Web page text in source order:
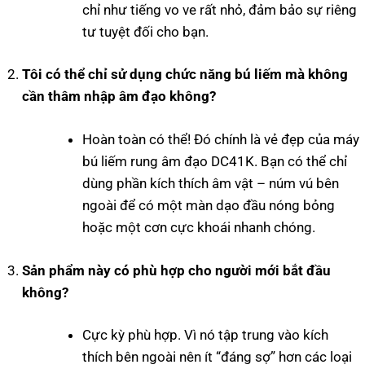
chỉ như tiếng vo ve rất nhỏ, đảm bảo sự riêng
tư tuyệt đối cho bạn.
Tôi có thể chỉ sử dụng chức năng bú liếm mà không
cần thâm nhập âm đạo không?
Hoàn toàn có thể! Đó chính là vẻ đẹp của máy
bú liếm rung âm đạo DC41K. Bạn có thể chỉ
dùng phần kích thích âm vật – núm vú bên
ngoài để có một màn dạo đầu nóng bỏng
hoặc một cơn cực khoái nhanh chóng.
Sản phẩm này có phù hợp cho người mới bắt đầu
không?
Cực kỳ phù hợp. Vì nó tập trung vào kích
thích bên ngoài nên ít “đáng sợ” hơn các loại